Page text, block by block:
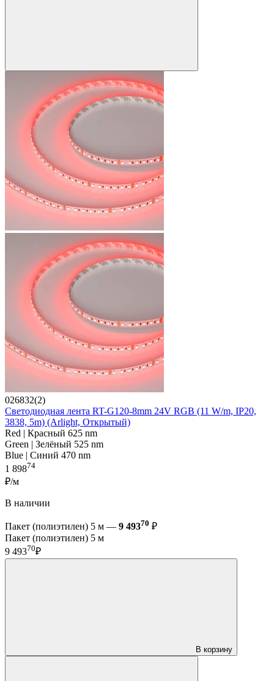
026832(2)
Светодиодная лента RT-G120-8mm 24V RGB (11 W/m, IP20,
3838, 5m) (Arlight, Открытый)
Red | Красный 625 nm
Green | Зелёный 525 nm
Blue | Синий 470 nm
1 89874
₽/м
В наличии
Пакет (полиэтилен) 5 м — 9 49370 ₽
Пакет (полиэтилен) 5 м
9 49370₽
В корзину